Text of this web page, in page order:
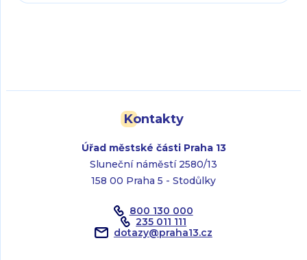
Kontakty
Úřad městské části Praha 13
Sluneční náměstí 2580/13
158 00 Praha 5 - Stodůlky
800 130 000
235 011 111
dotazy@praha13.cz